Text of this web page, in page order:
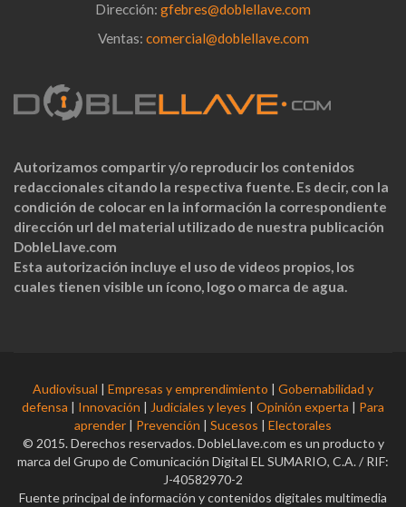
Dirección: gfebres@doblellave.com
Ventas: comercial@doblellave.com
Autorizamos compartir y/o reproducir los contenidos
redaccionales citando la respectiva fuente. Es decir, con la
condición de colocar en la información la correspondiente
dirección url del material utilizado de nuestra publicación
DobleLlave.com
Esta autorización incluye el uso de videos propios, los
cuales tienen visible un ícono, logo o marca de agua.
Audiovisual | Empresas y emprendimiento | Gobernabilidad y
defensa | Innovación | Judiciales y leyes | Opinión experta | Para
aprender | Prevención | Sucesos | Electorales
© 2015. Derechos reservados. DobleLlave.com es un producto y
marca del Grupo de Comunicación Digital EL SUMARIO, C.A. / RIF:
J-40582970-2
Fuente principal de información y contenidos digitales multimedia